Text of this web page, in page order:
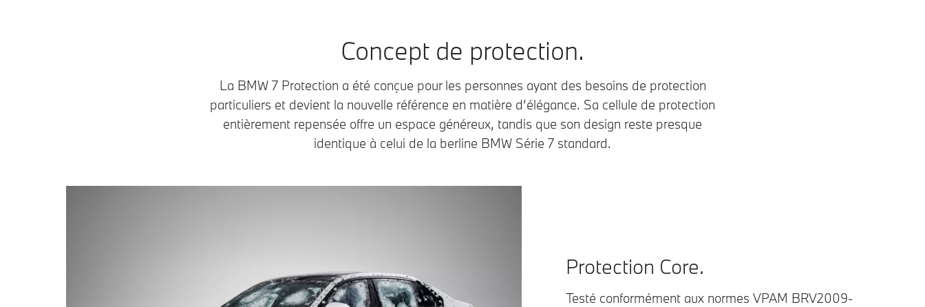
Concept de protection.
La BMW 7 Protection a été conçue pour les personnes ayant des besoins de protection
particuliers et devient la nouvelle référence en matière d’élégance. Sa cellule de protection
entièrement repensée offre un espace généreux, tandis que son design reste presque
identique à celui de la berline BMW Série 7 standard.
Protection Core.
Testé conformément aux normes VPAM BRV2009-